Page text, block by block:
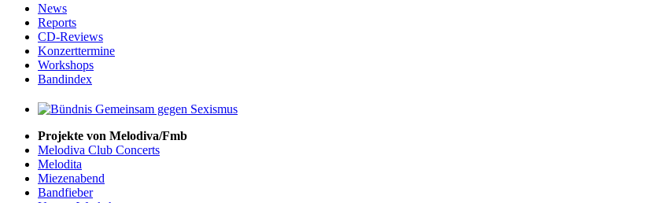
News
Reports
CD-Reviews
Konzerttermine
Workshops
Bandindex
Projekte von Melodiva/Fmb
Melodiva Club Concerts
Melodita
Miezenabend
Bandfieber